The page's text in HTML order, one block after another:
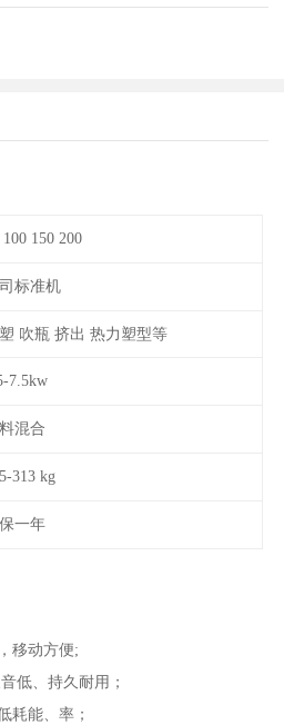
100 150 200
标准机
吹瓶 挤出 热力塑型等
7.5kw
混合
313 kg
一年
移动方便;
低、持久耐用；
耗能、率；